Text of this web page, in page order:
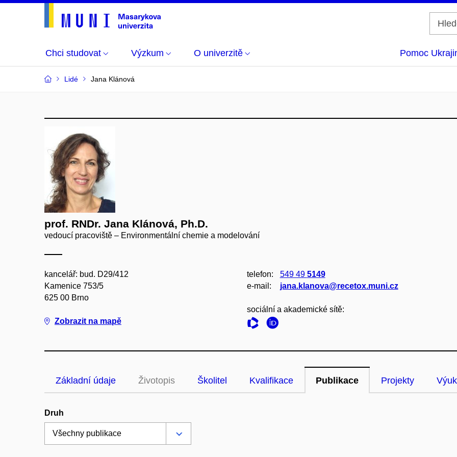
Chci studovat Výzkum O univerzitě Pomoc
Lidé Jana Klánová
prof. RNDr. Jana Klánová, Ph.D.
vedoucí pracoviště – Environmentální chemie a modelování
kancelář: bud. D29/412
Kamenice 753/5
625 00 Brno
Zobrazit na mapě
telefon: 549 49 5149
e‑mail:
jana.klanova@recetox.muni.cz
sociální a akademické sítě:
Základní údaje Životopis Školitel Kvalifikace Publikace Projekty
Druh